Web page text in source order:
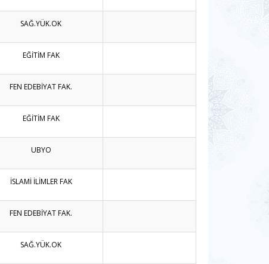
SAĞ.YÜK.OK
EĞİTİM FAK
FEN EDEBİYAT FAK.
EĞİTİM FAK
UBYO
İSLAMİ İLİMLER FAK
FEN EDEBİYAT FAK.
SAĞ.YÜK.OK